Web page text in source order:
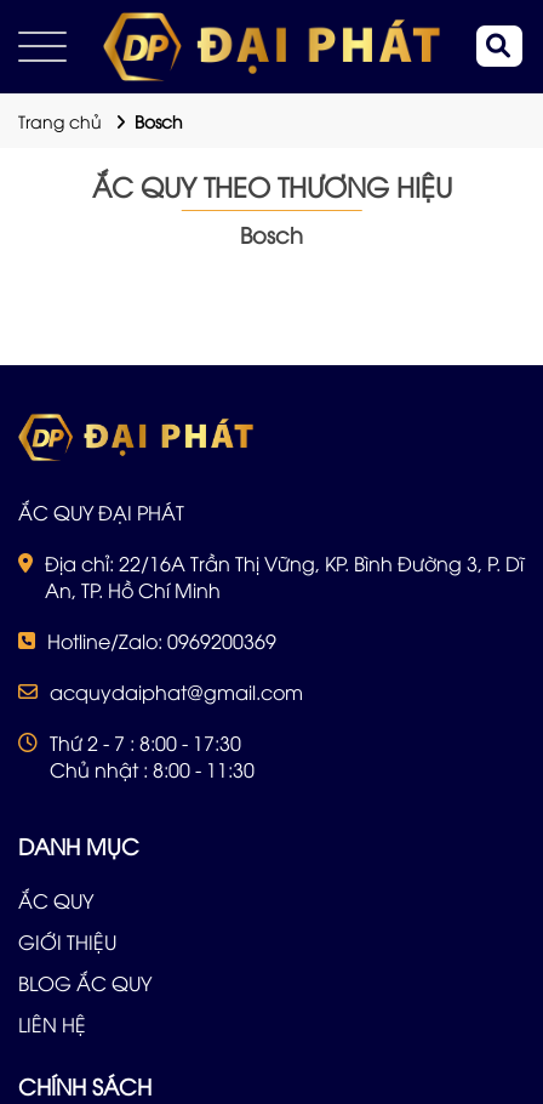
Trang chủ Bosch
ẮC QUY THEO THƯƠNG HIỆU
Bosch
ẮC QUY ĐẠI PHÁT
Địa chỉ: 22/16A Trần Thị Vững, KP. Bình Đường 3, P. Dĩ
An, TP. Hồ Chí Minh
Hotline/Zalo: 0969200369
acquydaiphat@gmail.com
Thứ 2 - 7 : 8:00 - 17:30
Chủ nhật : 8:00 - 11:30
DANH MỤC
ẮC QUY
GIỚI THIỆU
BLOG ẮC QUY
LIÊN HỆ
CHÍNH SÁCH